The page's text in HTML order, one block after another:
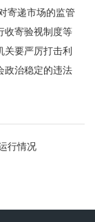
递市场的监管
收寄验视制度等
关要严厉打击利
政治稳定的违法
行情况